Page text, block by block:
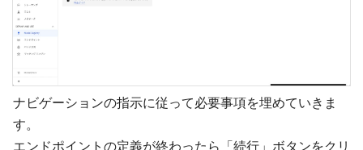
ナビゲーションの指示に従って必要事項を埋めていきま
す。
エンドポイントの定義が終わったら「続行」ボタンをクリ